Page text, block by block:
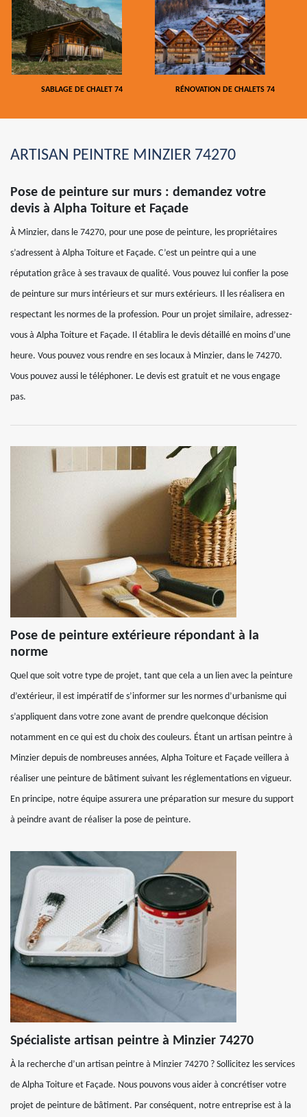
SABLAGE DE CHALET 74 RÉNOVATION DE CHALETS 74
ARTISAN PEINTRE MINZIER 74270
Pose de peinture sur murs : demandez votre
devis à Alpha Toiture et Façade
À Minzier, dans le 74270, pour une pose de peinture, les propriétaires
s’adressent à Alpha Toiture et Façade. C’est un peintre qui a une
réputation grâce à ses travaux de qualité. Vous pouvez lui confier la pose
de peinture sur murs intérieurs et sur murs extérieurs. Il les réalisera en
respectant les normes de la profession. Pour un projet similaire, adressez-
vous à Alpha Toiture et Façade. Il établira le devis détaillé en moins d’une
heure. Vous pouvez vous rendre en ses locaux à Minzier, dans le 74270.
Vous pouvez aussi le téléphoner. Le devis est gratuit et ne vous engage
pas.
Pose de peinture extérieure répondant à la
norme
Quel que soit votre type de projet, tant que cela a un lien avec la peinture
d’extérieur, il est impératif de s’informer sur les normes d’urbanisme qui
s’appliquent dans votre zone avant de prendre quelconque décision
notamment en ce qui est du choix des couleurs. Étant un artisan peintre à
Minzier depuis de nombreuses années, Alpha Toiture et Façade veillera à
réaliser une peinture de bâtiment suivant les réglementations en vigueur.
En principe, notre équipe assurera une préparation sur mesure du support
à peindre avant de réaliser la pose de peinture.
Spécialiste artisan peintre à Minzier 74270
À la recherche d’un artisan peintre à Minzier 74270 ? Sollicitez les services
de Alpha Toiture et Façade. Nous pouvons vous aider à concrétiser votre
projet de peinture de bâtiment. Par conséquent, notre entreprise est à la